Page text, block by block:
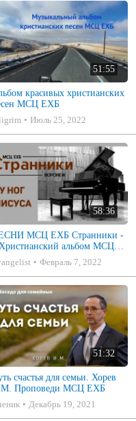
51:55
красивых христианских
МСЦ ЕХБ
Июль 25, 2022
58:36
МСЦ ЕХБ Странники -
Февраль 7, 2022
51:32
счастья для семьи. Хорев
Проповеди МСЦ ЕХБ
Декабрь 19, 2021